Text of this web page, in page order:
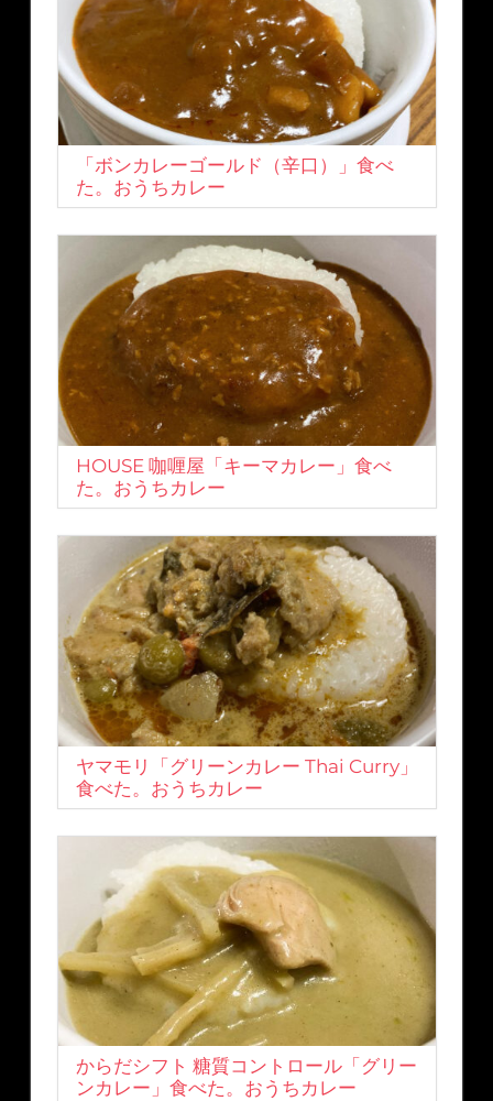
「ボンカレーゴールド（辛口）」食べ
た。おうちカレー
HOUSE 咖喱屋「キーマカレー」食べ
た。おうちカレー
ヤマモリ「グリーンカレー Thai Curry」
食べた。おうちカレー
からだシフト 糖質コントロール「グリー
ンカレー」食べた。おうちカレー